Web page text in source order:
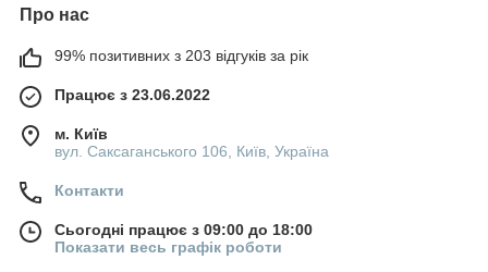
Про нас
99% позитивних з 203 відгуків за рік
Працює з 23.06.2022
м. Київ
вул. Саксаганського 106, Київ, Україна
Контакти
Сьогодні працює з 09:00 до 18:00
Показати весь графік роботи